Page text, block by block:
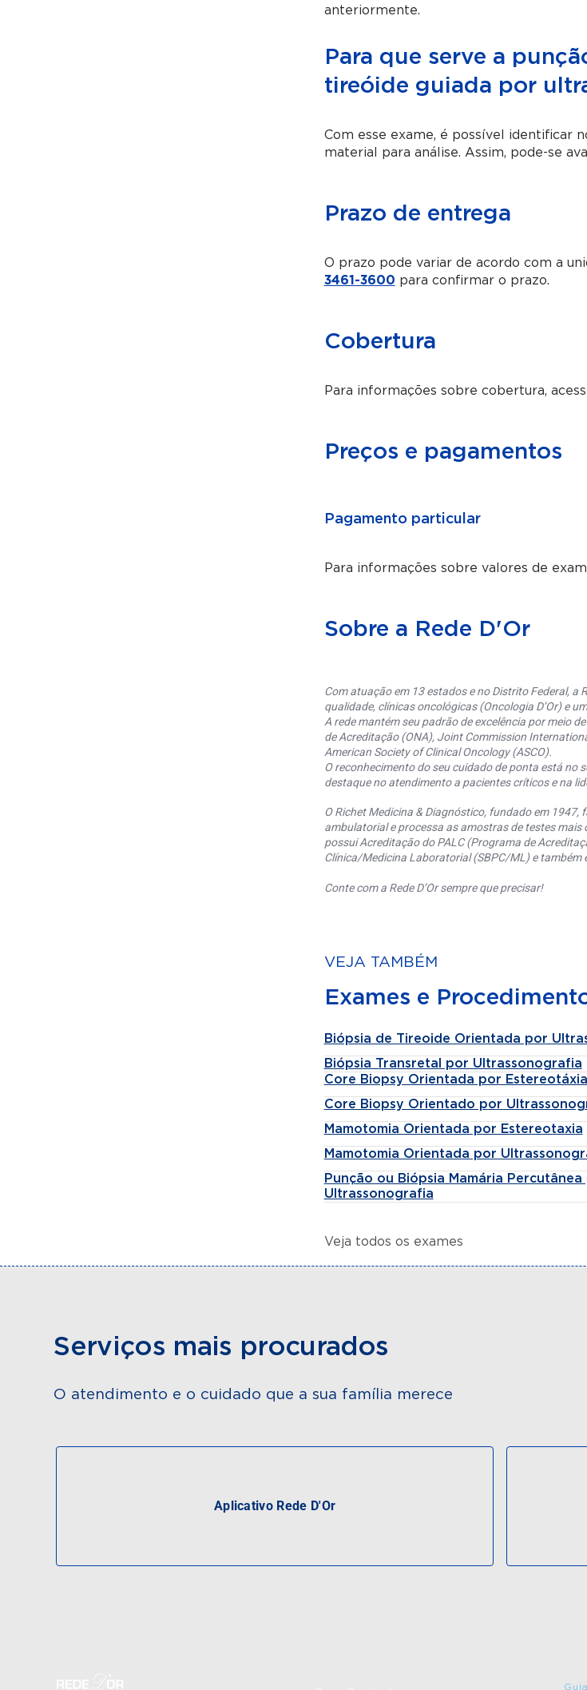
anteriormente.
Para que serve a
tireóide guiada por
Com esse exame, é possível identificar
material para análise. Assim, pode-se
Prazo de entrega
O prazo pode variar de acordo com a
3461-3600 para confirmar o prazo.
Cobertura
Para informações sobre cobertura,
Preços e pagamentos
Pagamento particular
Para informações sobre valores de
Sobre a Rede D'Or
Com atuação em 13 estados e no Distrito Federal, a
qualidade, clínicas oncológicas (Oncologia D’Or) e
A rede mantém seu padrão de excelência por meio
de Acreditação (ONA), Joint Commission
American Society of Clinical Oncology (ASCO).
O reconhecimento do seu cuidado de ponta está no
destaque no atendimento a pacientes críticos e na
O Richet Medicina & Diagnóstico, fundado em 1947,
ambulatorial e processa as amostras de testes mais
possui Acreditação do PALC (Programa de
Clínica/Medicina Laboratorial (SBPC/ML) e também
Conte com a Rede D’Or sempre que precisar!
VEJA TAMBÉM
Exames e
Biópsia de Tireoide Orientada por
Biópsia Transretal por Ultrassonografia
Core Biopsy Orientada por Estereotáxia
Core Biopsy Orientado por
Mamotomia Orientada por Estereotaxia
Mamotomia Orientada por
Punção ou Biópsia Mamária
Ultrassonografia
Veja todos os exames
Serviços mais procurados
O atendimento e o cuidado que a sua família merece
Aplicativo Rede D'Or